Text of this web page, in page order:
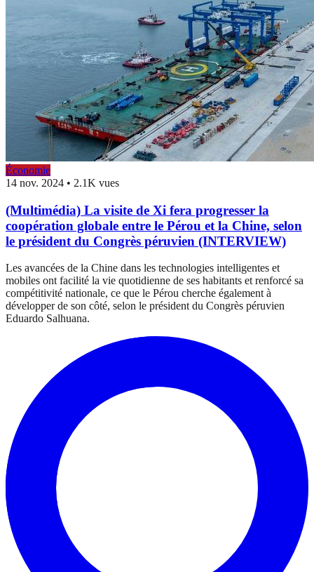
Économie
14 nov. 2024 • 2.1K vues
(Multimédia) La visite de Xi fera progresser la
coopération globale entre le Pérou et la Chine, selon
le président du Congrès péruvien (INTERVIEW)
Les avancées de la Chine dans les technologies intelligentes et
mobiles ont facilité la vie quotidienne de ses habitants et renforcé sa
compétitivité nationale, ce que le Pérou cherche également à
développer de son côté, selon le président du Congrès péruvien
Eduardo Salhuana.